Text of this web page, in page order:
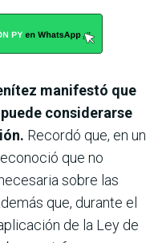
manifestó que
considerarse
Recordó que, en un
que no
sobre las
que, durante el
de la Ley de